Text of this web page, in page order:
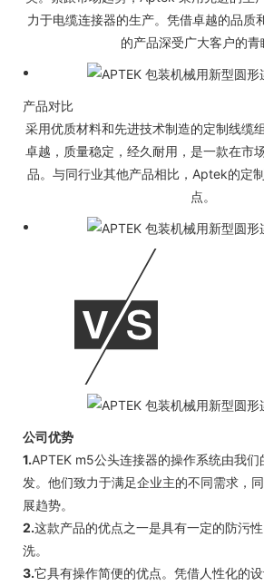
力于电缆连接器的生产。凭借卓越的品质
的产品深受广大客户的青
产品对比
采用优质材料和先进技术制造的定制线缆
卓越，质量稳定，经久耐用，是一款在市
品。与同行业其他产品相比，Aptek的定
点。
公司优势
1.APTEK m5公头连接器的操作系统由我
发。他们致力于满足企业主的不同需求，
展趋势。
2.这款产品的优点之一是具有一定的防污
洗。
3.它具有操作简便的优点。凭借人性化的